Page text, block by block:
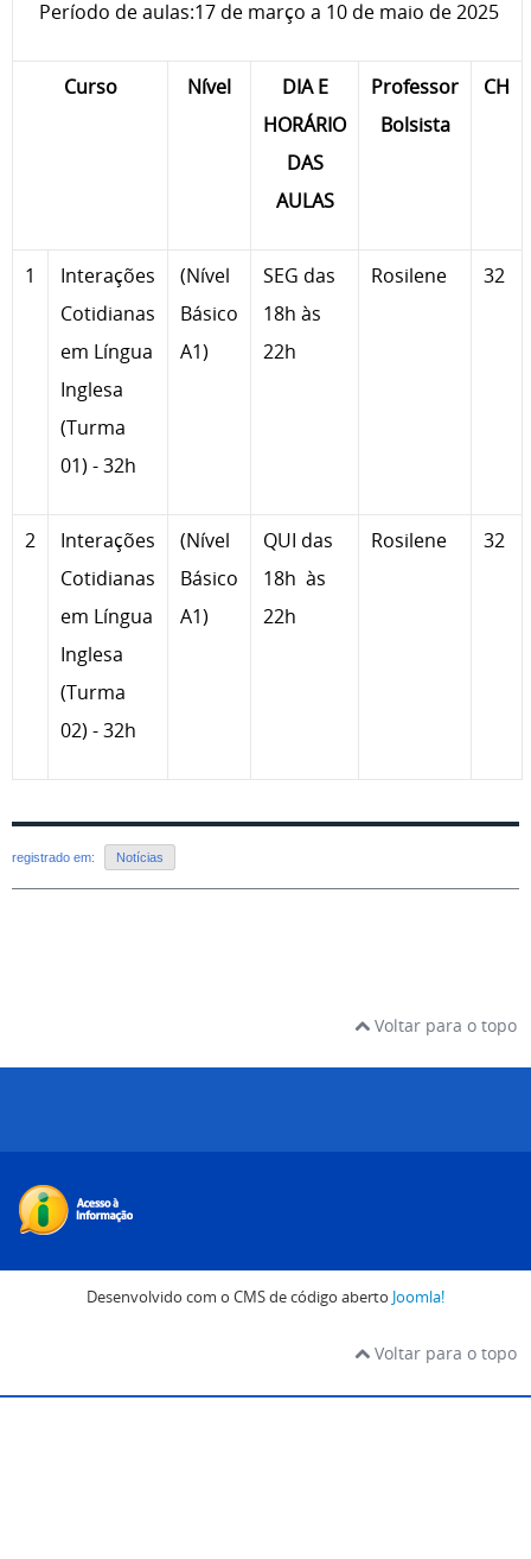
Período de aulas:17 de março a 10 de maio de 2025
Curso Nível
DIA E
HORÁRIO
DAS
AULAS
Professor
Bolsista
CH
1
Interações
Cotidianas
em Língua
Inglesa
(Turma
01) - 32h
(Nível
Básico
A1)
SEG das
18h às
22h
Rosilene 32
2
Interações
Cotidianas
em Língua
Inglesa
(Turma
02) - 32h
(Nível
Básico
A1)
QUI das
18h às
22h
Rosilene 32
registrado em: Notícias
Voltar para o topo
Desenvolvido com o CMS de código aberto Joomla!
Voltar para o topo